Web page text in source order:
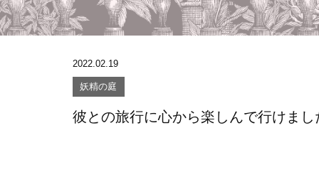
2022.02.19
妖精の庭
彼との旅行に心から楽しんで行けまし